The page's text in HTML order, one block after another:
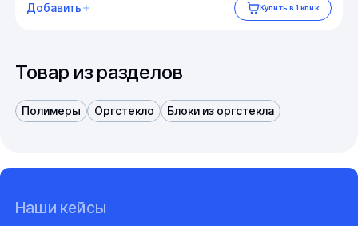
Добавить Купить в 1 клик
Товар из разделов
Полимеры Оргстекло Блоки из оргстекла
Наши кейсы